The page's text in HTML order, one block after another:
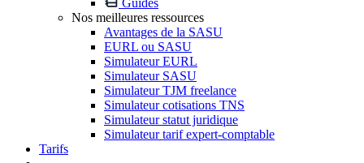
Guides
Nos meilleures ressources
Avantages de la SASU
EURL ou SASU
Simulateur EURL
Simulateur SASU
Simulateur TJM freelance
Simulateur cotisations TNS
Simulateur statut juridique
Simulateur tarif expert-comptable
Tarifs